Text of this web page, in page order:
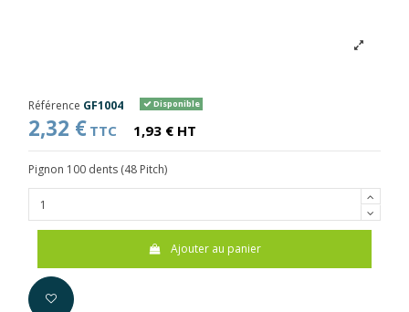
Référence GF1004 Disponible
2,32 € TTC 1,93 € HT
Pignon 100 dents (48 Pitch)
Ajouter au panier